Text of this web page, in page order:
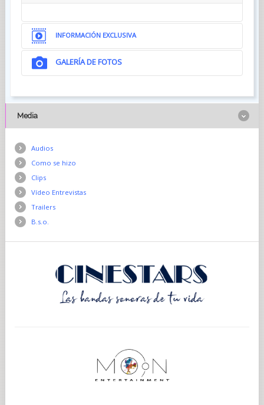
INFORMACIÓN EXCLUSIVA
GALERÍA DE FOTOS
Media
Audios
Como se hizo
Clips
Vídeo Entrevistas
Trailers
B.s.o.